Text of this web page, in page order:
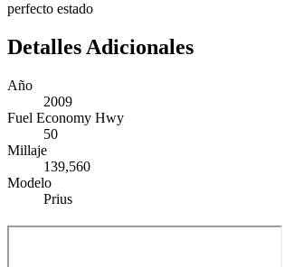
perfecto estado
Detalles Adicionales
Año
2009
Fuel Economy Hwy
50
Millaje
139,560
Modelo
Prius